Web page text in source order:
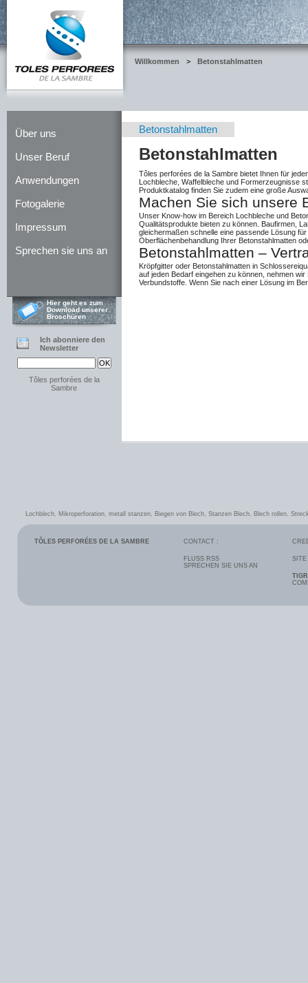
Willkommen > Betonstahlmatten
Über uns
Unser Beruf
Anwendungen
Fotogalerie
Impressum
Sprechen sie uns an
Hier geht es zum
Download unserer
Broschüren
Ich abonniere den
Newsletter
Tôles perforées de la
Sambre
Betonstahlmatten
Betonstahlmatten
Tôles perforées de la Sambre bietet Ihnen für
Lochbleche, Waffelbleche und Formerzeugnisse
Produktkatalog finden Sie zudem eine große
Machen Sie sich unsere
Unser Know-how im Bereich Lochbleche und
Qualitätsprodukte bieten zu können. Baufirmen,
gleichermaßen schnelle eine passende Lösung
Oberflächenbehandlung Ihrer Betonstahlmatten
Betonstahlmatten –
Kröpfgitter oder Betonstahlmatten in
auf jeden Bedarf eingehen zu können, nehmen
Verbundstoffe. Wenn Sie nach einer Lösung im
Lochblech, Mikroperforation,metall stanzen, Biegen von Blech,Stanzen Blech, Blech rollen,
TÔLES PERFORÉES DE LA SAMBRE CONTACT :
FLUSS RSS
SPRECHEN SIE UNS AN
SITE